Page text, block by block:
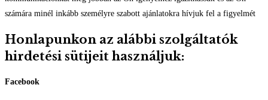
számára minél inkább személyre szabott ajánlatokra hívjuk fel a figyelmét
Honlapunkon az alábbi szolgáltatók
hirdetési sütijeit használjuk:
Facebook